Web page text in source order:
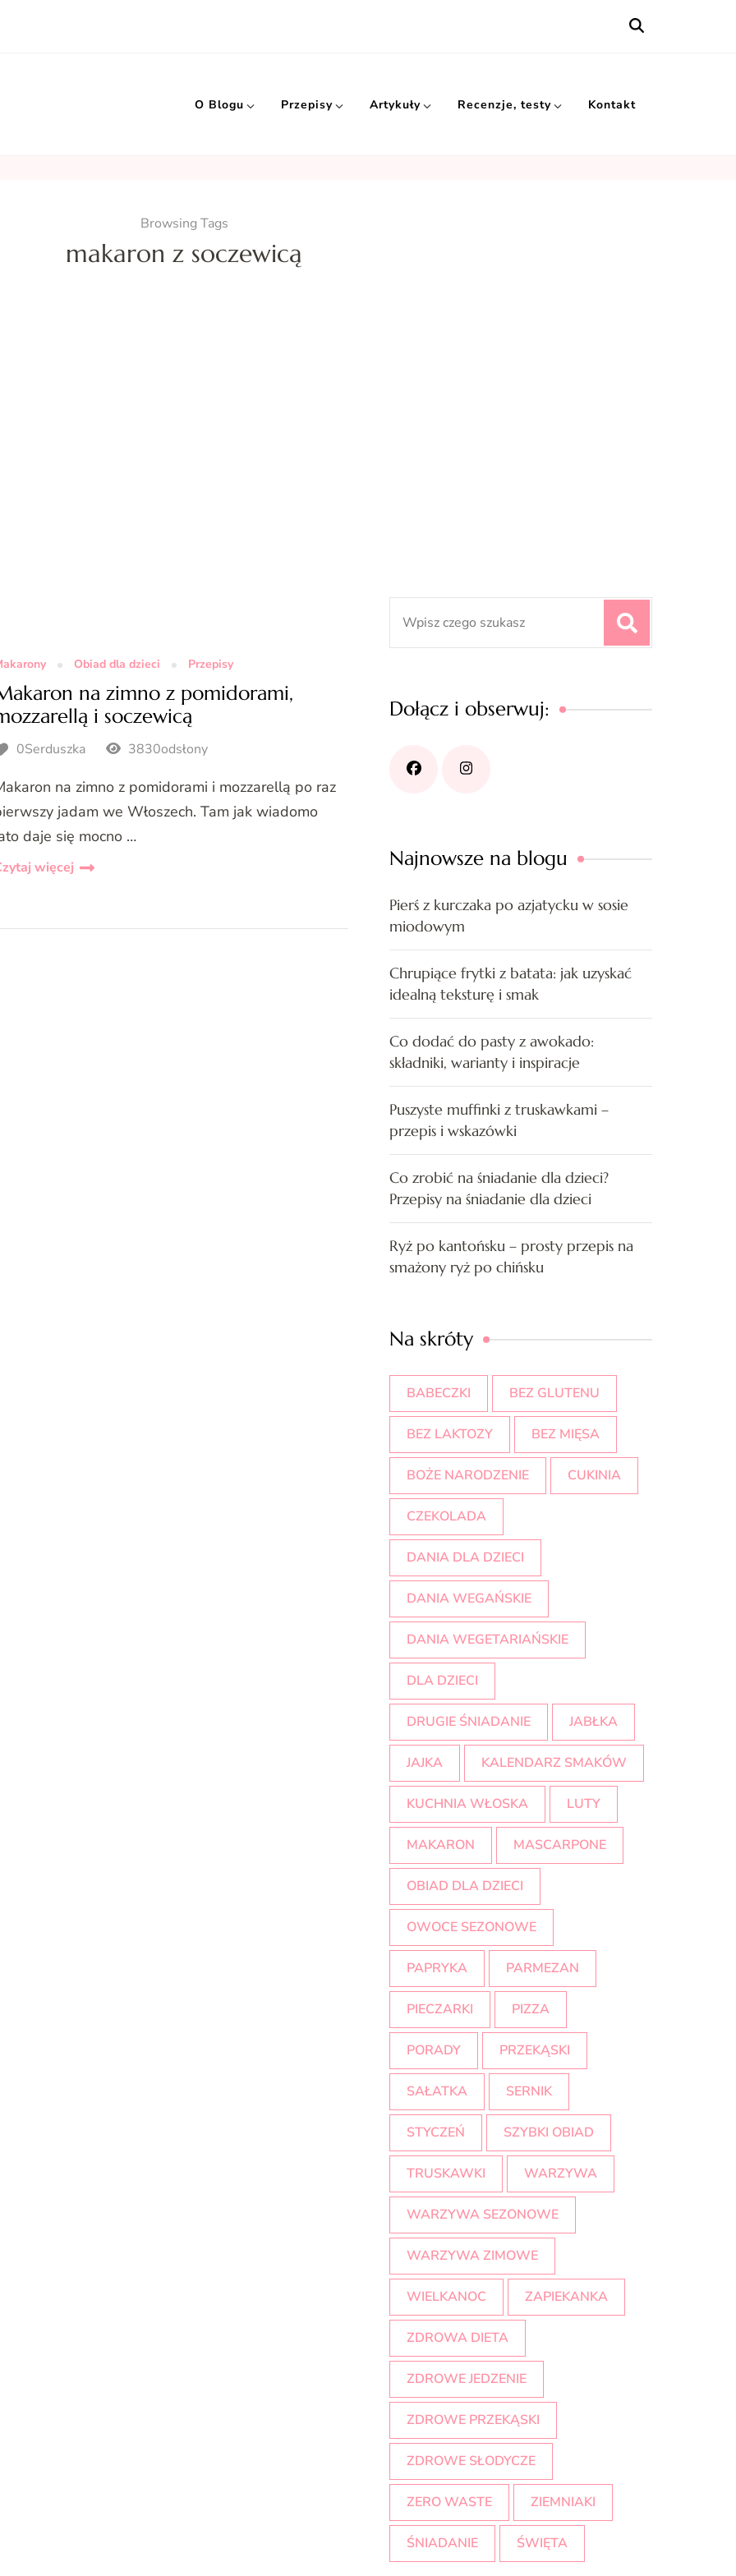
O Blogu Przepisy Artykuły Recenzje, testy Kontakt
Browsing Tags
makaron z soczewicą
Obiad dla dzieci Przepisy
na zimno z pomidorami,
i soczewicą
0Serduszka 3830odsłony
na zimno z pomidorami i mozzarellą po raz
jadam we Włoszech. Tam jak wiadomo
daje się mocno …
więcej
Dołącz i obserwuj:
Najnowsze na blogu
Pierś z kurczaka po azjatycku w sosie
miodowym
Chrupiące frytki z batata: jak uzyskać
idealną teksturę i smak
Co dodać do pasty z awokado:
składniki, warianty i inspiracje
Puszyste muffinki z truskawkami –
przepis i wskazówki
Co zrobić na śniadanie dla dzieci?
Przepisy na śniadanie dla dzieci
Ryż po kantońsku – prosty przepis na
smażony ryż po chińsku
Na skróty
BABECZKI BEZ GLUTENU
BEZ LAKTOZY BEZ MIĘSA
BOŻE NARODZENIE CUKINIA
CZEKOLADA
DANIA DLA DZIECI
DANIA WEGAŃSKIE
DANIA WEGETARIAŃSKIE
DLA DZIECI
DRUGIE ŚNIADANIE JABŁKA
JAJKA KALENDARZ SMAKÓW
KUCHNIA WŁOSKA LUTY
MAKARON MASCARPONE
OBIAD DLA DZIECI
OWOCE SEZONOWE
PAPRYKA PARMEZAN
PIECZARKI PIZZA
PORADY PRZEKĄSKI
SAŁATKA SERNIK
STYCZEŃ SZYBKI OBIAD
TRUSKAWKI WARZYWA
WARZYWA SEZONOWE
WARZYWA ZIMOWE
WIELKANOC ZAPIEKANKA
ZDROWA DIETA
ZDROWE JEDZENIE
ZDROWE PRZEKĄSKI
ZDROWE SŁODYCZE
ZERO WASTE ZIEMNIAKI
ŚNIADANIE ŚWIĘTA